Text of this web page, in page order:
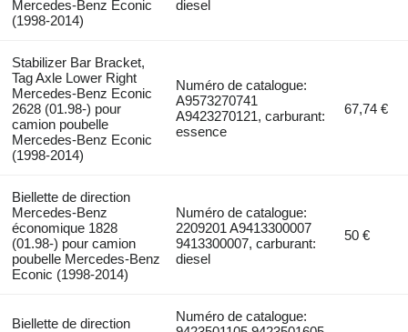
Mercedes-Benz Econic
(1998-2014)
diesel
Stabilizer Bar Bracket,
Tag Axle Lower Right
Mercedes-Benz Econic
2628 (01.98-) pour
camion poubelle
Mercedes-Benz Econic
(1998-2014)
Numéro de catalogue:
A9573270741
A9423270121, carburant:
essence
67,74 €
Biellette de direction
Mercedes-Benz
économique 1828
(01.98-) pour camion
poubelle Mercedes-Benz
Econic (1998-2014)
Numéro de catalogue:
2209201 A9413300007
9413300007, carburant:
diesel
50 €
Biellette de direction
Numéro de catalogue: